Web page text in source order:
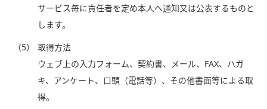
サービス毎に責任者を定め本人へ通知又は公表するものと
します。
（5）
取得方法
ウェブ上の入力フォーム、契約書、メール、FAX、ハガ
キ、アンケート、口頭（電話等）、その他書面等による取
得。